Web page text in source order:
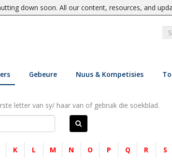
down soon. All our content, resources, and
Gebeure Nuus & Kompetisies
letter van sy/ haar van of gebruik die soekblad.
K L M N O P Q R S